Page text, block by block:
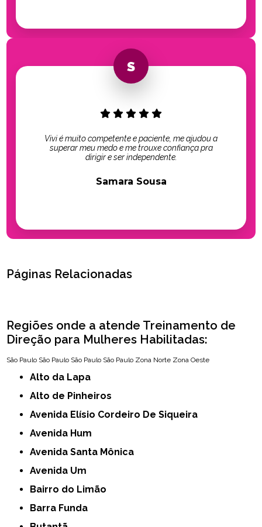
Vivi é muito competente e paciente, me ajudou a
superar meu medo e me trouxe confiança pra
dirigir e ser independente.
Samara Sousa
Páginas Relacionadas
Regiões onde a atende Treinamento de
Direção para Mulheres Habilitadas:
São Paulo São Paulo São Paulo São Paulo Zona Norte Zona Oeste
Alto da Lapa
Alto de Pinheiros
Avenida Elísio Cordeiro De Siqueira
Avenida Hum
Avenida Santa Mônica
Avenida Um
Bairro do Limão
Barra Funda